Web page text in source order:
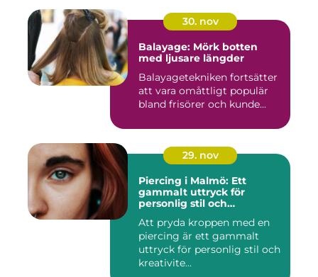
30. nov
Balayage: Mörk botten
med ljusare längder
Balayagetekniken fortsätter
att vara omåttligt populär
bland frisörer och kunde...
29. nov
Piercing i Malmö: Ett
gammalt uttryck för
personlig stil och
Att pryda kroppen med en
piercing är ett gammalt
uttryck för personlig stil och
kreativite...